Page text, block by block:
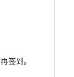
签到。